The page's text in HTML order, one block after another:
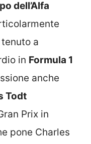
dell’Alfa
a
in Formula 1
anche
Todt
Prix in
pone Charles